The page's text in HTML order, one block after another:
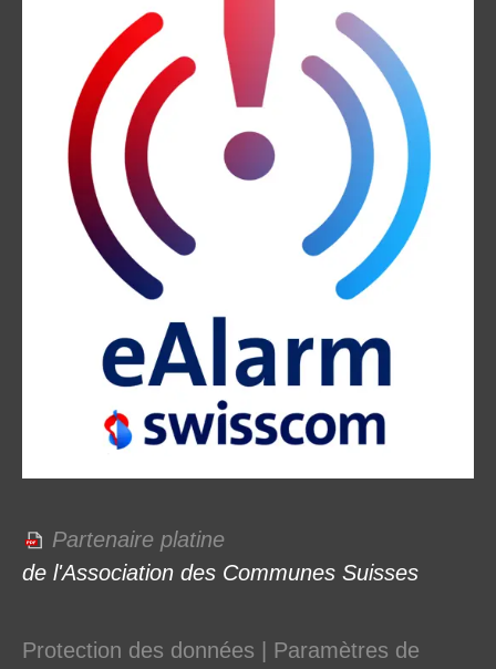
Partenaire platine
de l'Association des Communes Suisses
Protection des données Paramètres de